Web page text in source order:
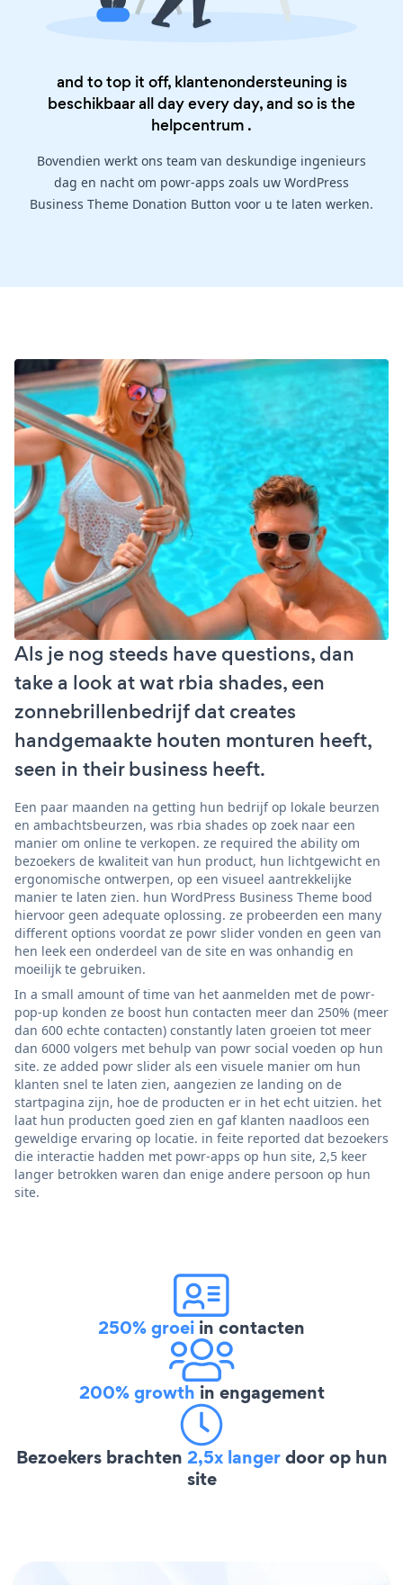
and to top it off, klantenondersteuning is
beschikbaar all day every day, and so is the
helpcentrum .
Bovendien werkt ons team van deskundige ingenieurs
dag en nacht om powr-apps zoals uw WordPress
Business Theme Donation Button voor u te laten werken.
Als je nog steeds have questions, dan
take a look at wat rbia shades, een
zonnebrillenbedrijf dat creates
handgemaakte houten monturen heeft,
seen in their business heeft.
Een paar maanden na getting hun bedrijf op lokale beurzen
en ambachtsbeurzen, was rbia shades op zoek naar een
manier om online te verkopen. ze required the ability om
bezoekers de kwaliteit van hun product, hun lichtgewicht en
ergonomische ontwerpen, op een visueel aantrekkelijke
manier te laten zien. hun WordPress Business Theme bood
hiervoor geen adequate oplossing. ze probeerden een many
different options voordat ze powr slider vonden en geen van
hen leek een onderdeel van de site en was onhandig en
moeilijk te gebruiken.
In a small amount of time van het aanmelden met de powr-
pop-up konden ze boost hun contacten meer dan 250% (meer
dan 600 echte contacten) constantly laten groeien tot meer
dan 6000 volgers met behulp van powr social voeden op hun
site. ze added powr slider als een visuele manier om hun
klanten snel te laten zien, aangezien ze landing on de
startpagina zijn, hoe de producten er in het echt uitzien. het
laat hun producten goed zien en gaf klanten naadloos een
geweldige ervaring op locatie. in feite reported dat bezoekers
die interactie hadden met powr-apps op hun site, 2,5 keer
langer betrokken waren dan enige andere persoon op hun
site.
250% groei in contacten
200% growth in engagement
Bezoekers brachten 2,5x langerdoor op hun
site